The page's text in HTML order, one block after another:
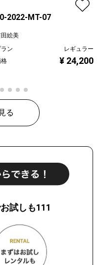
2022-MT-07
絵美
ラン
レギュラー
¥ 24,200
る
試しも111